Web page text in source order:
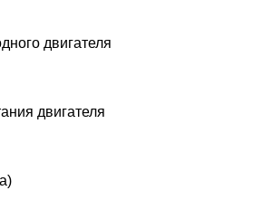
двигателя
двигателя